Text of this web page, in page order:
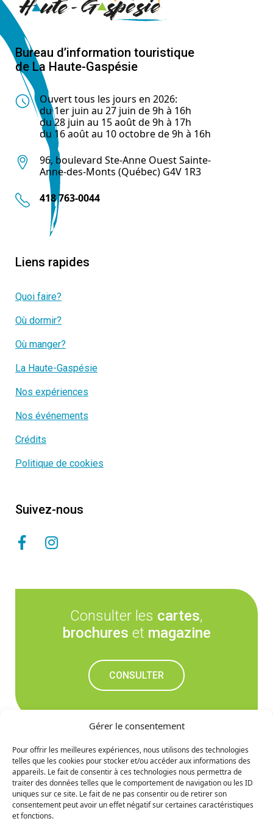
Gérer le consentement
Pour offrir les meilleures expériences, nous utilisons des technologies
telles que les cookies pour stocker et/ou accéder aux informations des
appareils. Le fait de consentir à ces technologies nous permettra de
traiter des données telles que le comportement de navigation ou les ID
uniques sur ce site. Le fait de ne pas consentir ou de retirer son
consentement peut avoir un effet négatif sur certaines caractéristiques
et fonctions.
Bureau d’information touristique
de La Haute-Gaspésie
Ouvert tous les jours en 2026:
du 1er juin au 27 juin de 9h à 16h
du 28 juin au 15 août de 9h à 17h
du 16 août au 10 octobre de 9h à 16h
96, boulevard Ste-Anne Ouest Sainte-
Anne-des-Monts (Québec) G4V 1R3
418 763-0044
Liens rapides
Quoi faire?
Où dormir?
Où manger?
La Haute-Gaspésie
Nos expériences
Nos événements
Crédits
Politique de cookies
Suivez-nous
Consulter les cartes,
brochures et magazine
CONSULTER
Ne manquez rien des
prochaines nouvelles